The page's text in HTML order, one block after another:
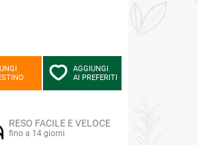
AGGIUNGI
AI PREFERITI
RESO FACILE E VELOCE
fino a 14 giorni